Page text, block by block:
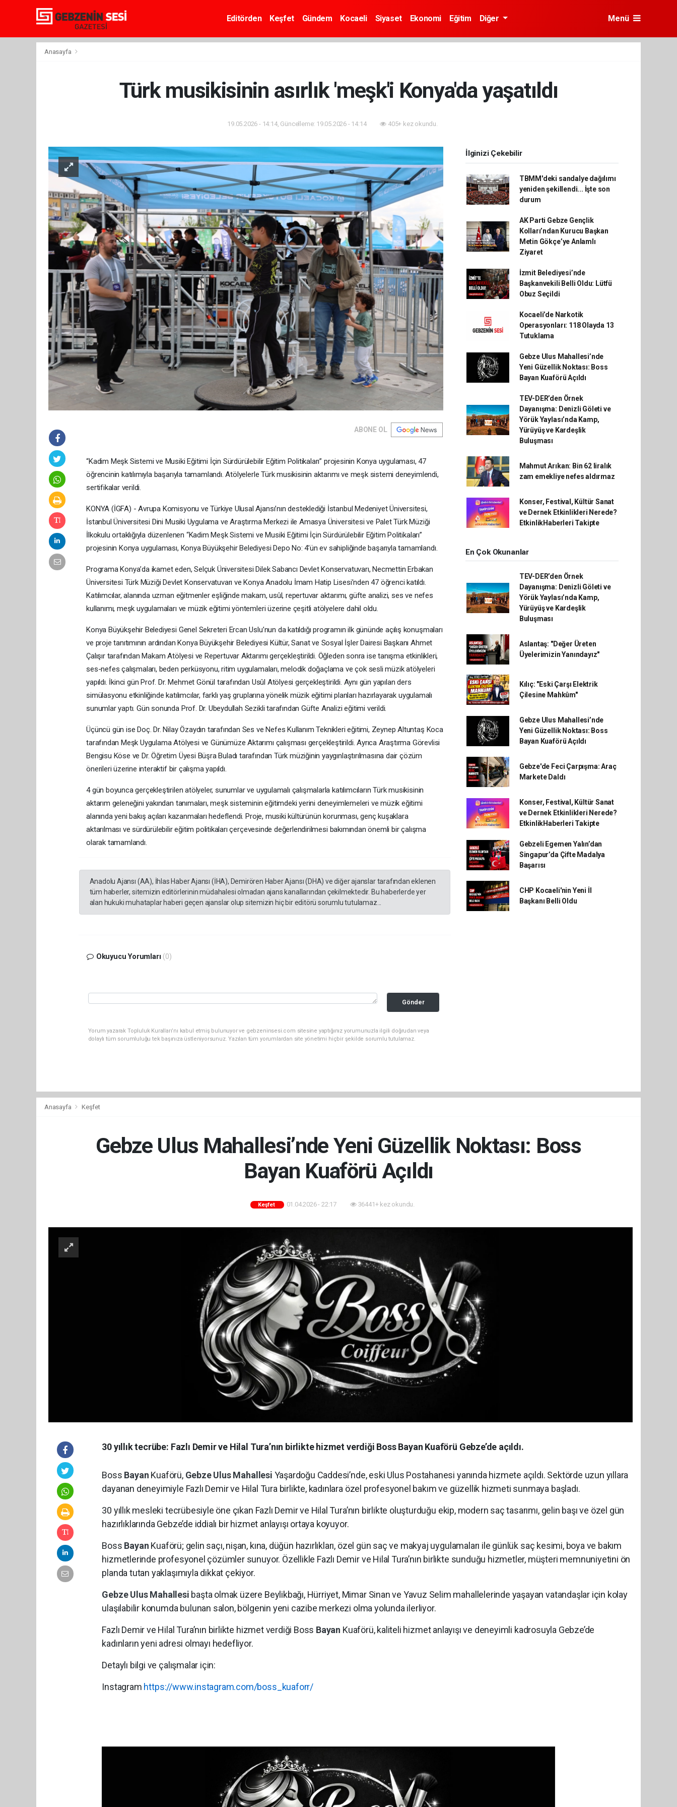
Editörden Keşfet Gündem Kocaeli Siyaset Ekonomi Eğitim Diğer Menü
Anasayfa
Türk musikisinin asırlık 'meşk'i Konya'da yaşatıldı
19.05.2026 - 14:14, Güncelleme: 19.05.2026 - 14:14 405+ kez okundu.
ABONE OL
“Kadim Meşk Sistemi ve Musiki Eğitimi İçin Sürdürülebilir Eğitim Politikaları” projesinin Konya uygulaması, 47
öğrencinin katılımıyla başarıyla tamamlandı. Atölyelerle Türk musikisinin aktarımı ve meşk sistemi deneyimlendi,
sertifikalar verildi.
KONYA (İGFA) - Avrupa Komisyonu ve Türkiye Ulusal Ajansı’nın desteklediği İstanbul Medeniyet Üniversitesi,
İstanbul Üniversitesi Dini Musiki Uygulama ve Araştırma Merkezi ile Amasya Üniversitesi ve Palet Türk Müziği
İlkokulu ortaklığıyla düzenlenen “Kadim Meşk Sistemi ve Musiki Eğitimi İçin Sürdürülebilir Eğitim Politikaları”
projesinin Konya uygulaması, Konya Büyükşehir Belediyesi Depo No: 4’ün ev sahipliğinde başarıyla tamamlandı.
Programa Konya’da ikamet eden, Selçuk Üniversitesi Dilek Sabancı Devlet Konservatuvarı, Necmettin Erbakan
Üniversitesi Türk Müziği Devlet Konservatuvarı ve Konya Anadolu İmam Hatip Lisesi’nden 47 öğrenci katıldı.
Katılımcılar, alanında uzman eğitmenler eşliğinde makam, usûl, repertuvar aktarımı, güfte analizi, ses ve nefes
kullanımı, meşk uygulamaları ve müzik eğitimi yöntemleri üzerine çeşitli atölyelere dahil oldu.
Konya Büyükşehir Belediyesi Genel Sekreteri Ercan Uslu’nun da katıldığı programın ilk gününde açılış konuşmaları
ve proje tanıtımının ardından Konya Büyükşehir Belediyesi Kültür, Sanat ve Sosyal İşler Dairesi Başkanı Ahmet
Çalışır tarafından Makam Atölyesi ve Repertuvar Aktarımı gerçekleştirildi. Öğleden sonra ise tanışma etkinlikleri,
ses-nefes çalışmaları, beden perküsyonu, ritim uygulamaları, melodik doğaçlama ve çok sesli müzik atölyeleri
yapıldı. İkinci gün Prof. Dr. Mehmet Gönül tarafından Usûl Atölyesi gerçekleştirildi. Aynı gün yapılan ders
simülasyonu etkinliğinde katılımcılar, farklı yaş gruplarına yönelik müzik eğitimi planları hazırlayarak uygulamalı
sunumlar yaptı. Gün sonunda Prof. Dr. Ubeydullah Sezikli tarafından Güfte Analizi eğitimi verildi.
Üçüncü gün ise Doç. Dr. Nilay Özaydın tarafından Ses ve Nefes Kullanım Teknikleri eğitimi, Zeynep Altuntaş Koca
tarafından Meşk Uygulama Atölyesi ve Günümüze Aktarımı çalışması gerçekleştirildi. Ayrıca Araştırma Görevlisi
Bengisu Köse ve Dr. Öğretim Üyesi Büşra Buladı tarafından Türk müziğinin yaygınlaştırılmasına dair çözüm
önerileri üzerine interaktif bir çalışma yapıldı.
4 gün boyunca gerçekleştirilen atölyeler, sunumlar ve uygulamalı çalışmalarla katılımcıların Türk musikisinin
aktarım geleneğini yakından tanımaları, meşk sisteminin eğitimdeki yerini deneyimlemeleri ve müzik eğitimi
alanında yeni bakış açıları kazanmaları hedeflendi. Proje, musiki kültürünün korunması, genç kuşaklara
aktarılması ve sürdürülebilir eğitim politikaları çerçevesinde değerlendirilmesi bakımından önemli bir çalışma
olarak tamamlandı.
Anadolu Ajansı (AA), İhlas Haber Ajansı (İHA), Demirören Haber Ajansı (DHA) ve diğer ajanslar tarafından eklenen
tüm haberler, sitemizin editörlerinin müdahalesi olmadan ajans kanallarından çekilmektedir. Bu haberlerde yer
alan hukuki muhataplar haberi geçen ajanslar olup sitemizin hiç bir editörü sorumlu tutulamaz...
Okuyucu Yorumları (0)
Gönder
Yorum yazarak Topluluk Kuralları’nı kabul etmiş bulunuyor ve gebzeninsesi.com sitesine yaptığınız yorumunuzla ilgili doğrudan veya
dolaylı tüm sorumluluğu tek başınıza üstleniyorsunuz. Yazılan tüm yorumlardan site yönetimi hiçbir şekilde sorumlu tutulamaz.
İlginizi Çekebilir
TBMM'deki sandalye dağılımı
yeniden şekillendi... İşte son
durum
AK Parti Gebze Gençlik
Kolları’ndan Kurucu Başkan
Metin Gökçe’ye Anlamlı
Ziyaret
İzmit Belediyesi’nde
Başkanvekili Belli Oldu: Lütfü
Obuz Seçildi
Kocaeli’de Narkotik
Operasyonları: 118 Olayda 13
Tutuklama
Gebze Ulus Mahallesi’nde
Yeni Güzellik Noktası: Boss
Bayan Kuaförü Açıldı
TEV-DER’den Örnek
Dayanışma: Denizli Göleti ve
Yörük Yaylası’nda Kamp,
Yürüyüş ve Kardeşlik
Buluşması
Mahmut Arıkan: Bin 62 liralık
zam emekliye nefes aldırmaz
Konser, Festival, Kültür Sanat
ve Dernek Etkinlikleri Nerede?
EtkinlikHaberleri Takipte
En Çok Okunanlar
TEV-DER’den Örnek
Dayanışma: Denizli Göleti ve
Yörük Yaylası’nda Kamp,
Yürüyüş ve Kardeşlik
Buluşması
Aslantaş: "Değer Üreten
Üyelerimizin Yanındayız"
Kılıç: "Eski Çarşı Elektrik
Çilesine Mahkûm"
Gebze Ulus Mahallesi’nde
Yeni Güzellik Noktası: Boss
Bayan Kuaförü Açıldı
Gebze'de Feci Çarpışma: Araç
Markete Daldı
Konser, Festival, Kültür Sanat
ve Dernek Etkinlikleri Nerede?
EtkinlikHaberleri Takipte
Gebzeli Egemen Yalın’dan
Singapur’da Çifte Madalya
Başarısı
CHP Kocaeli'nin Yeni İl
Başkanı Belli Oldu
Anasayfa Keşfet
Gebze Ulus Mahallesi’nde Yeni Güzellik Noktası: Boss
Bayan Kuaförü Açıldı
Keşfet 01.04.2026 - 22:17 36441+ kez okundu.
30 yıllık tecrübe: Fazlı Demir ve Hilal Tura’nın birlikte hizmet verdiği Boss Bayan Kuaförü Gebze’de açıldı.
Boss Bayan Kuaförü, GebzeUlus Mahallesi Yaşardoğu Caddesi’nde, eski Ulus Postahanesi yanında hizmete açıldı. Sektörde uzun yıllara
dayanan deneyimiyle Fazlı Demir ve Hilal Tura birlikte, kadınlara özel profesyonel bakım ve güzellik hizmeti sunmaya başladı.
30 yıllık mesleki tecrübesiyle öne çıkan Fazlı Demir ve Hilal Tura’nın birlikte oluşturduğu ekip, modern saç tasarımı, gelin başı ve özel gün
hazırlıklarında Gebze’de iddialı bir hizmet anlayışı ortaya koyuyor.
Boss Bayan Kuaförü; gelin saçı, nişan, kına, düğün hazırlıkları, özel gün saç ve makyaj uygulamaları ile günlük saç kesimi, boya ve bakım
hizmetlerinde profesyonel çözümler sunuyor. Özellikle Fazlı Demir ve Hilal Tura’nın birlikte sunduğu hizmetler, müşteri memnuniyetini ön
planda tutan yaklaşımıyla dikkat çekiyor.
GebzeUlus Mahallesi başta olmak üzere Beylikbağı, Hürriyet, Mimar Sinan ve Yavuz Selim mahallelerinde yaşayan vatandaşlar için kolay
ulaşılabilir konumda bulunan salon, bölgenin yeni cazibe merkezi olma yolunda ilerliyor.
Fazlı Demir ve Hilal Tura’nın birlikte hizmet verdiği Boss Bayan Kuaförü, kaliteli hizmet anlayışı ve deneyimli kadrosuyla Gebze’de
kadınların yeni adresi olmayı hedefliyor.
Detaylı bilgi ve çalışmalar için:
Instagram https://www.instagram.com/boss_kuaforr/